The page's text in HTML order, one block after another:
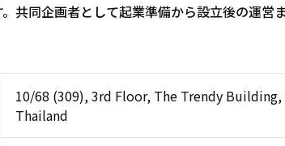
共同企画者として起業準備から設立後の運営
10/68 (309), 3rd Floor, The Trendy
Thailand